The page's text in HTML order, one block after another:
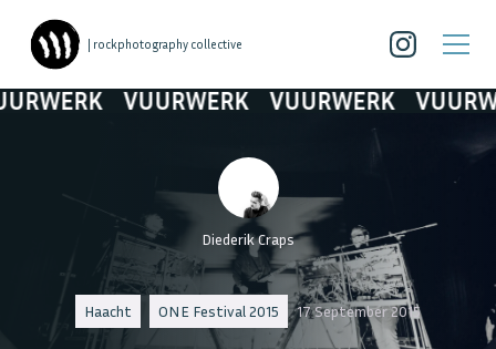
| rockphotography collective
VUURWERK VUURWERK
Diederik Craps
Haacht ONE Festival 2015 17 September 2015